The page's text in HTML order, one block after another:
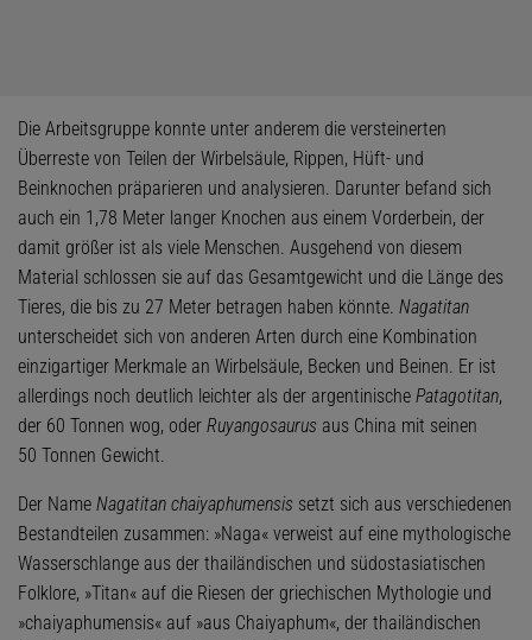
Die Arbeitsgruppe konnte unter anderem die versteinerten
Überreste von Teilen der Wirbelsäule, Rippen, Hüft- und
Beinknochen präparieren und analysieren. Darunter befand sich
auch ein 1,78 Meter langer Knochen aus einem Vorderbein, der
damit größer ist als viele Menschen. Ausgehend von diesem
Material schlossen sie auf das Gesamtgewicht und die Länge des
Tieres, die bis zu 27 Meter betragen haben könnte. Nagatitan
unterscheidet sich von anderen Arten durch eine Kombination
einzigartiger Merkmale an Wirbelsäule, Becken und Beinen. Er ist
allerdings noch deutlich leichter als der argentinische Patagotitan,
der 60 Tonnen wog, oder Ruyangosaurus aus China mit seinen
50 Tonnen Gewicht.
Der Name Nagatitan chaiyaphumensis setzt sich aus verschiedenen
Bestandteilen zusammen: »Naga« verweist auf eine mythologische
Wasserschlange aus der thailändischen und südostasiatischen
Folklore, »Titan« auf die Riesen der griechischen Mythologie und
»chaiyaphumensis« auf »aus Chaiyaphum«, der thailändischen